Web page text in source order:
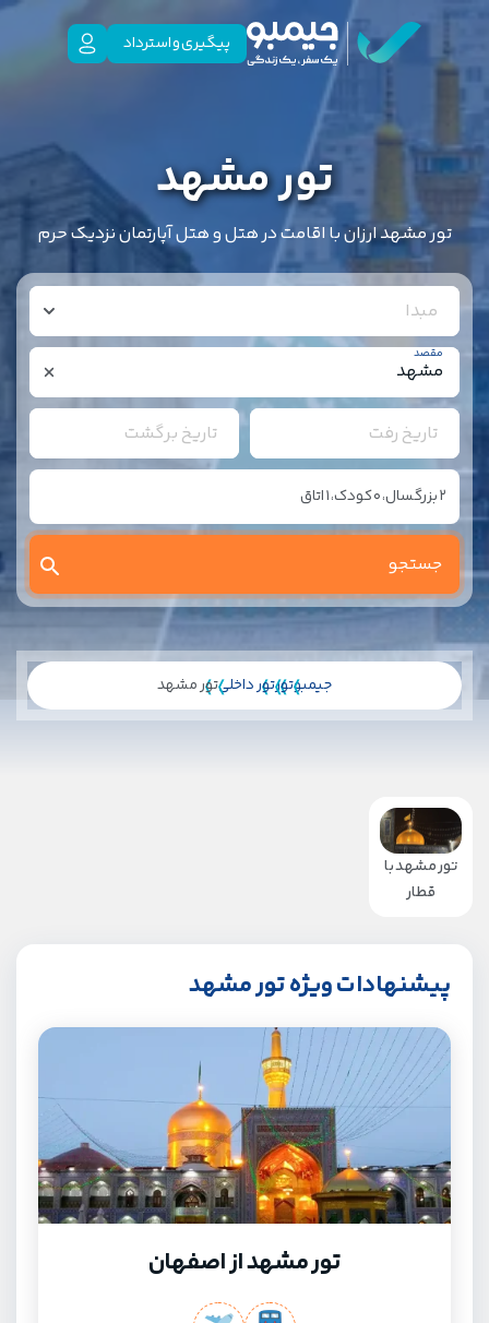
پیگیری و استرداد
تور مشهد
تور مشهد ارزان با اقامت در هتل و هتل آپارتمان نزدیک حرم
مبدا
مقصد
تاریخ رفت تاریخ برگشت
2بزرگسال،0کودک،1اتاق
جیمبوتورتور داخلیتور مشهد
تور مشهد با
قطار
پیشنهادات ویژه تور مشهد
تور مشهد از اصفهان